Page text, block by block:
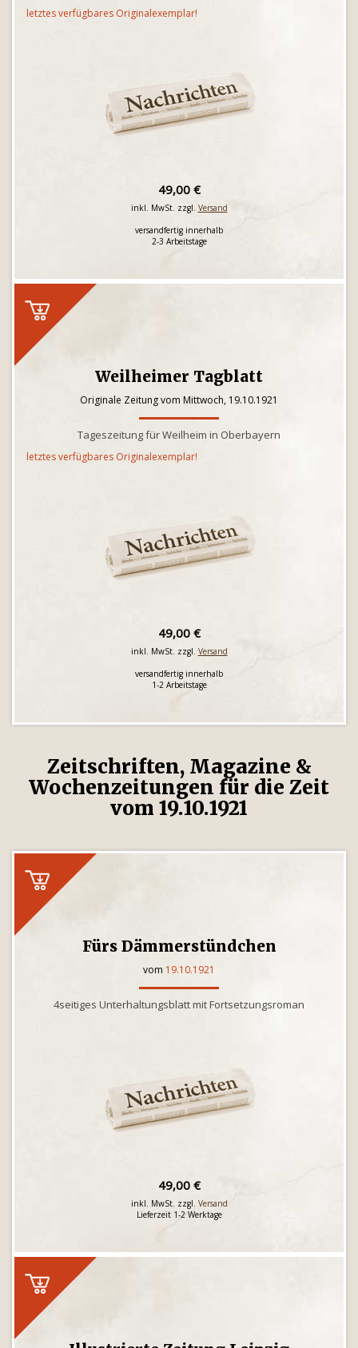
letztes verfügbares Originalexemplar!
49,00 €
inkl. MwSt. zzgl. Versand
versandfertig innerhalb
2-3 Arbeitstage
Weilheimer Tagblatt
Originale Zeitung vom Mittwoch, 19.10.1921
Tageszeitung für Weilheim in Oberbayern
letztes verfügbares Originalexemplar!
49,00 €
inkl. MwSt. zzgl. Versand
versandfertig innerhalb
1-2 Arbeitstage
Zeitschriften, Magazine &
Wochenzeitungen für die Zeit
vom 19.10.1921
Fürs Dämmerstündchen
vom 19.10.1921
4seitiges Unterhaltungsblatt mit Fortsetzungsroman
49,00 €
inkl. MwSt. zzgl. Versand
Lieferzeit 1-2 Werktage